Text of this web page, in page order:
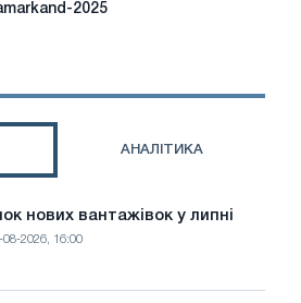
2025
АНАЛІТИКА
нових вантажівок у липні
08-2026, 16:00